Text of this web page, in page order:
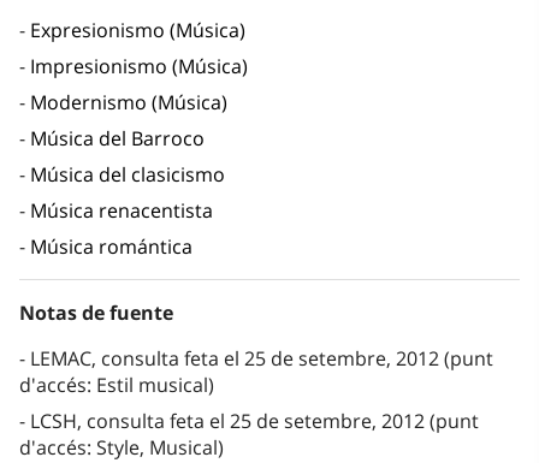
Expresionismo (Música)
Impresionismo (Música)
Modernismo (Música)
Música del Barroco
Música del clasicismo
Música renacentista
Música romántica
Notas de fuente
LEMAC, consulta feta el 25 de setembre, 2012 (punt
d'accés: Estil musical)
LCSH, consulta feta el 25 de setembre, 2012 (punt
d'accés: Style, Musical)